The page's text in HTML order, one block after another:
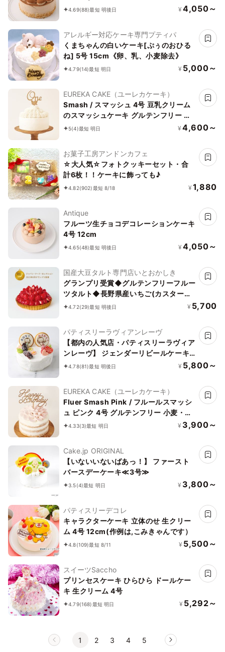
4.69(88)最短 明後日 ¥ 4,050～
アレルギー対応ケーキ専門プティパ
くまちゃんの白いケーキ[ぷぅのおひる
ね] 5号 15cm《卵、乳、小麦除去》
4.79(14)最短 明日 ¥ 5,000～
EUREKA CAKE（ユーレカケーキ）
Smash / スマッシュ 4号 豆乳クリーム
のスマッシュケーキ グルテンフリー 小
麦・乳不使用
5(4)最短 明日 ¥ 4,600～
お菓子工房アンドンカフェ
☆大人気☆フォトクッキーセット・合
計6枚！！ケーキに飾っても♪
4.82(902)最短 8/18 ¥ 1,880
Antique
フルーツ生チョコデコレーションケーキ
4号 12cm
4.65(48)最短 明後日 ¥ 4,050～
国産大豆タルト専門店いとおかしき
グランプリ受賞◆グルテンフリーフルー
ツタルト◆長野県産いちご(カスタード)
＜冷凍＞ 5号 15cm
4.72(29)最短 明後日 ¥ 5,700
パティスリーラヴィアンレーヴ
【都内の人気店・パティスリーラヴィア
ンレーヴ】 ジェンダーリビールケーキ
4号 12cm
4.78(81)最短 明後日 ¥ 5,800～
EUREKA CAKE（ユーレカケーキ）
Fluer Smash Pink / フルールスマッシ
ュ ピンク 4号 グルテンフリー 小麦・乳
不使用 着色料不使用
4.33(3)最短 明日 ¥ 3,900～
Cake.jp ORIGINAL
【いないいないばあっ！】 ファースト
バースデーケーキ≪3号≫
3.5(4)最短 明日 ¥ 3,800～
パティスリーデコレ
キャラクターケーキ 立体のせ 生クリー
ム 4号 12cm(作例は,こみきゃんです）
4.8(109)最短 8/11 ¥ 5,500～
スイーツSaccho
プリンセスケーキ ひらひら ドールケー
キ 生クリーム 4号
4.79(168)最短 明日 ¥ 5,292～
1 2 3 4 5